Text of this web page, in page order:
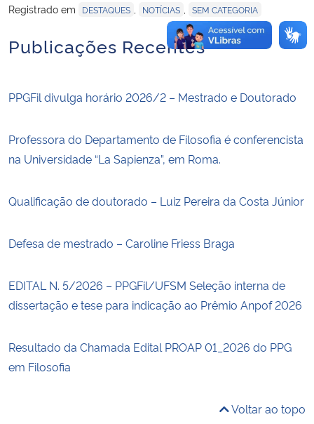
Registrado em
DESTAQUES NOTÍCIAS SEM CATEGORIA
Publicações Recentes
PPGFil divulga horário 2026/2 – Mestrado e Doutorado
Professora do Departamento de Filosofia é conferencista
na Universidade “La Sapienza”, em Roma.
Qualificação de doutorado – Luiz Pereira da Costa Júnior
Defesa de mestrado – Caroline Friess Braga
EDITAL N. 5/2026 – PPGFil/UFSM Seleção interna de
dissertação e tese para indicação ao Prêmio Anpof 2026
Resultado da Chamada Edital PROAP 01_2026 do PPG
em Filosofia
Voltar ao topo